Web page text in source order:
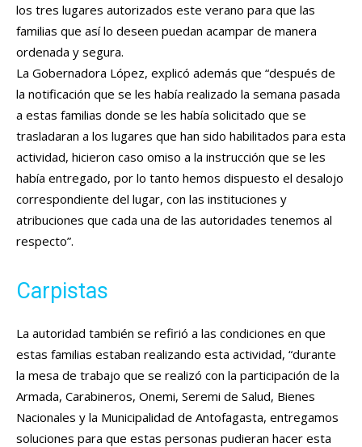
los tres lugares autorizados este verano para que las
familias que así lo deseen puedan acampar de manera
ordenada y segura.
La Gobernadora López, explicó además que “después de
la notificación que se les había realizado la semana pasada
a estas familias donde se les había solicitado que se
trasladaran a los lugares que han sido habilitados para esta
actividad, hicieron caso omiso a la instrucción que se les
había entregado, por lo tanto hemos dispuesto el desalojo
correspondiente del lugar, con las instituciones y
atribuciones que cada una de las autoridades tenemos al
respecto”.
Carpistas
La autoridad también se refirió a las condiciones en que
estas familias estaban realizando esta actividad, “durante
la mesa de trabajo que se realizó con la participación de la
Armada, Carabineros, Onemi, Seremi de Salud, Bienes
Nacionales y la Municipalidad de Antofagasta, entregamos
soluciones para que estas personas pudieran hacer esta